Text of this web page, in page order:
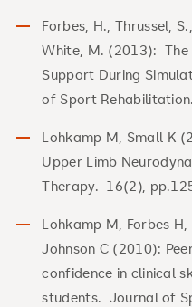
Forbes, H., Thrussel,
White, M. (2013):
Support During
of Sport
Lohkamp M, Small K
Upper Limb
Therapy. 16(2),
Lohkamp M, Forbes
Johnson C (2010):
confidence in clinical
students. Journal of